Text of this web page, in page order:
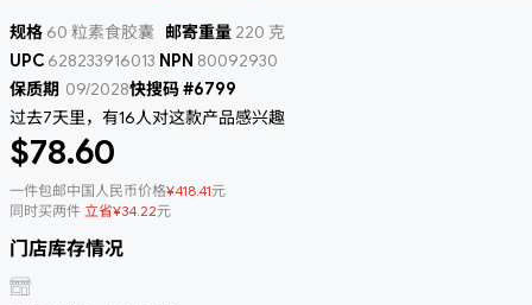
规格 60 粒素食胶囊 邮寄重量 220 克
UPC 628233916013 NPN 80092930
保质期 09/2028快搜码 #6799
过去7天里，有16人对这款产品感兴趣
$78.60
一件包邮中国人民币价格¥418.41元
同时买两件 立省¥34.22元
门店库存情况